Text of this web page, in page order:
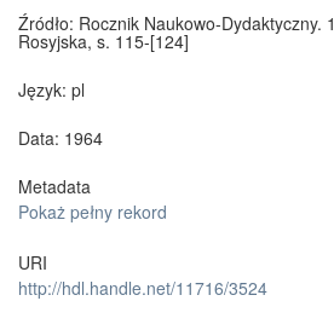
Źródło: Rocznik Naukowo-Dydaktyczny.
Rosyjska, s. 115-[124]
Język: pl
Data: 1964
Metadata
Pokaż pełny rekord
URI
http://hdl.handle.net/11716/3524